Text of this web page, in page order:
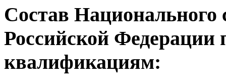
Состав Национального
Российской
квалификациям: